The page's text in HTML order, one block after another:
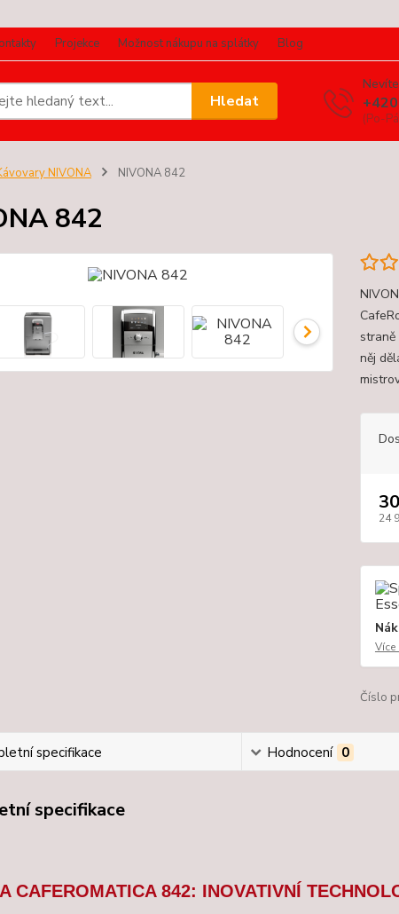
Projekce Možnost nákupu na splátky Blog
Hledat
(Po-
NIVONA NIVONA 842
842
něj
24
Číslo
specifikace Hodnocení 0
specifikace
CAFEROMATICA 842: INOVATIVNÍ